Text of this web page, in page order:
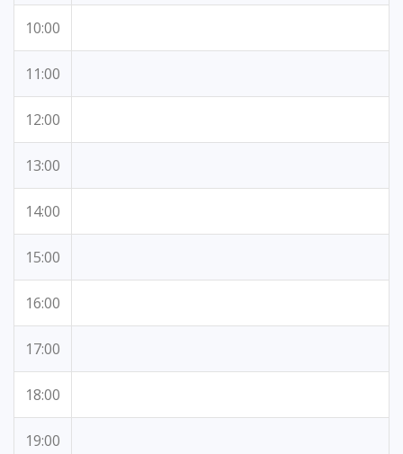
10:00
11:00
12:00
13:00
14:00
15:00
16:00
17:00
18:00
19:00